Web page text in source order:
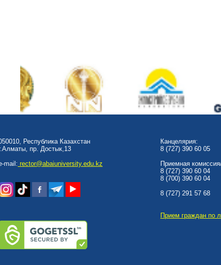
Республика Казахстан
пр. Достык,13
mail: rector@abaiuniversity.edu.kz
Канцелярия:
8 (727) 390 60 05
Приемная
8 (727) 390 60 04
8 (700) 390 60 04
8 (727) 291 57 68
Прием граждан по